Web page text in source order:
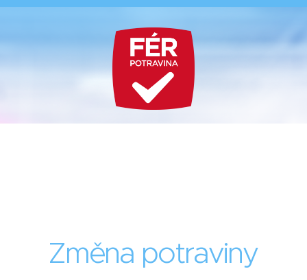
Změna potraviny